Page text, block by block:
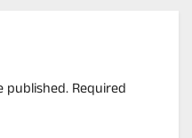
published.Required